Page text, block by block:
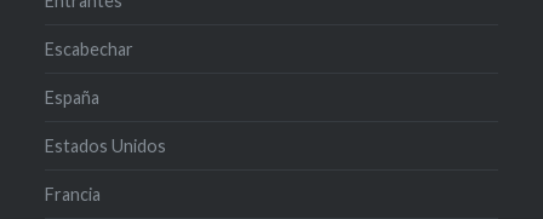
Escabechar
España
Estados Unidos
Francia